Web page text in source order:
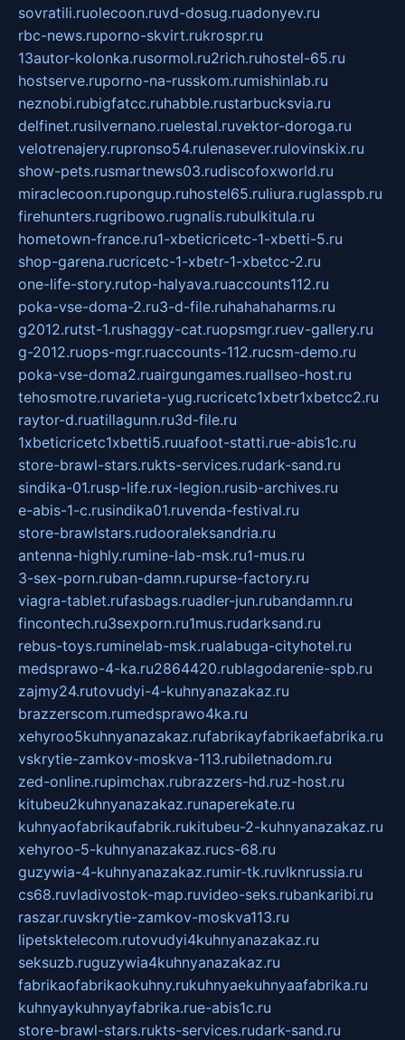
sovratili.ruolecoon.ruvd-dosug.ruadonyev.ru
rbc-news.ruporno-skvirt.rukrospr.ru
13autor-kolonka.rusormol.ru2rich.ruhostel-65.ru
hostserve.ruporno-na-russkom.rumishinlab.ru
neznobi.rubigfatcc.ruhabble.rustarbucksvia.ru
delfinet.rusilvernano.ruelestal.ruvektor-doroga.ru
velotrenajery.rupronso54.rulenasever.rulovinskix.ru
show-pets.rusmartnews03.rudiscofoxworld.ru
miraclecoon.rupongup.ruhostel65.ruliura.ruglasspb.ru
firehunters.rugribowo.rugnalis.rubulkitula.ru
hometown-france.ru1-xbeticricetc-1-xbetti-5.ru
shop-garena.rucricetc-1-xbetr-1-xbetcc-2.ru
one-life-story.rutop-halyava.ruaccounts112.ru
poka-vse-doma-2.ru3-d-file.ruhahahaharms.ru
g2012.rutst-1.rushaggy-cat.ruopsmgr.ruev-gallery.ru
g-2012.ruops-mgr.ruaccounts-112.rucsm-demo.ru
poka-vse-doma2.ruairgungames.ruallseo-host.ru
tehosmotre.ruvarieta-yug.rucricetc1xbetr1xbetcc2.ru
raytor-d.ruatillagunn.ru3d-file.ru
1xbeticricetc1xbetti5.ruuafoot-statti.rue-abis1c.ru
store-brawl-stars.rukts-services.rudark-sand.ru
sindika-01.rusp-life.rux-legion.rusib-archives.ru
e-abis-1-c.rusindika01.ruvenda-festival.ru
store-brawlstars.rudooraleksandria.ru
antenna-highly.rumine-lab-msk.ru1-mus.ru
3-sex-porn.ruban-damn.rupurse-factory.ru
viagra-tablet.rufasbags.ruadler-jun.rubandamn.ru
fincontech.ru3sexporn.ru1mus.rudarksand.ru
rebus-toys.ruminelab-msk.rualabuga-cityhotel.ru
medsprawo-4-ka.ru2864420.rublagodarenie-spb.ru
zajmy24.rutovudyi-4-kuhnyanazakaz.ru
brazzerscom.rumedsprawo4ka.ru
xehyroo5kuhnyanazakaz.rufabrikayfabrikaefabrika.ru
vskrytie-zamkov-moskva-113.rubiletnadom.ru
zed-online.rupimchax.rubrazzers-hd.ruz-host.ru
kitubeu2kuhnyanazakaz.runaperekate.ru
kuhnyaofabrikaufabrik.rukitubeu-2-kuhnyanazakaz.ru
xehyroo-5-kuhnyanazakaz.rucs-68.ru
guzywia-4-kuhnyanazakaz.rumir-tk.ruvlknrussia.ru
cs68.ruvladivostok-map.ruvideo-seks.rubankaribi.ru
raszar.ruvskrytie-zamkov-moskva113.ru
lipetsktelecom.rutovudyi4kuhnyanazakaz.ru
seksuzb.ruguzywia4kuhnyanazakaz.ru
fabrikaofabrikaokuhny.rukuhnyaekuhnyaafabrika.ru
kuhnyaykuhnyayfabrika.rue-abis1c.ru
store-brawl-stars.rukts-services.rudark-sand.ru